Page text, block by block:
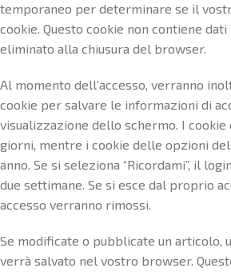
temporaneo per determinare se il
cookie. Questo cookie non contiene
eliminato alla chiusura del browser.
Al momento dell’accesso, verranno
cookie per salvare le informazioni di
visualizzazione dello schermo. I cookie
giorni, mentre i cookie delle opzioni
anno. Se si seleziona “Ricordami”, il
due settimane. Se si esce dal proprio
accesso verranno rimossi.
Se modificate o pubblicate un articolo,
verrà salvato nel vostro browser.